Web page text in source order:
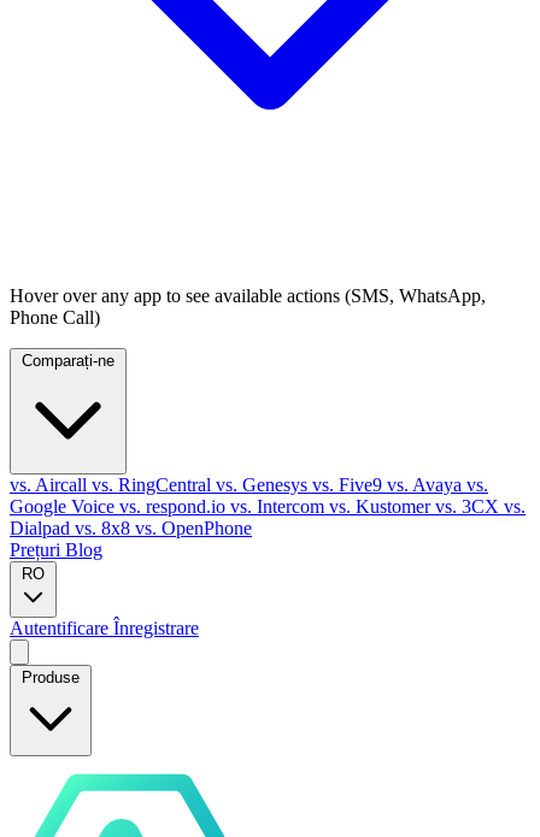
Hover over any app to see available actions (SMS, WhatsApp,
Phone Call)
vs. Aircall vs. RingCentral vs. Genesys vs. Five9 vs. Avaya vs.
Google Voice vs. respond.io vs. Intercom vs. Kustomervs. 3CX vs.
Dialpad vs. 8x8 vs. OpenPhone
Prețuri Blog
RO
Autentificare Înregistrare
Produse